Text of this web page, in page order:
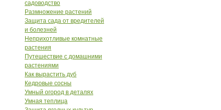
садоводство
Размножение растений
Защита сада от вредителей
и болезней
Неприхотливые комнатные
растения
Путешествие с домашними
растениями
Как вырастить дуб
Кедровые сосны
Умный огород в деталях
Умная теплица